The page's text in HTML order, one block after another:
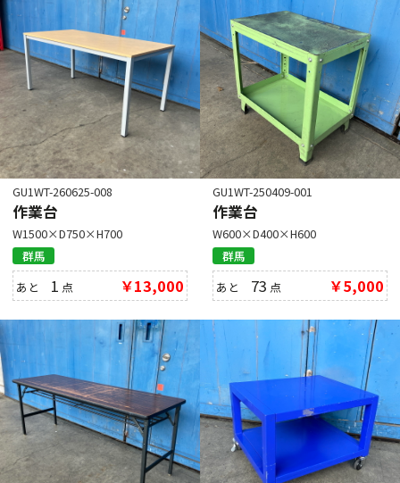
GU1WT-260625-008
作業台
W1500×D750×H700
群馬
あと 1 点 ￥13,000
GU1WT-250409-001
作業台
W600×D400×H600
群馬
あと 73 点 ￥5,000